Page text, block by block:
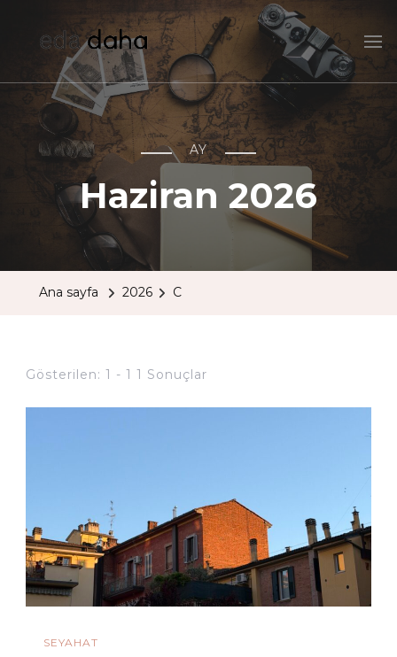
edadaha
AY
Haziran 2026
Ana sayfa 2026 C
Gösterilen: 1 - 1 1 Sonuçlar
SEYAHAT